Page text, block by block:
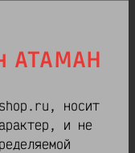
АТАМАН
носит
и не